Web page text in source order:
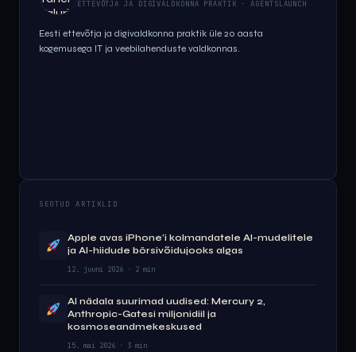
ETTEVÕTJA JA DIGIVALDKONNA PRAKTIK · AGENTSLAUNCH
Eesti ettevõtja ja digivaldkonna praktik üle 20 aasta
kogemusega IT ja veebilahenduste valdkonnas.
SEOTUD ARTIKLID
Apple avas iPhone’i kolmandatele AI-mudelitele
ja AI-hiidude börsivõidujooks algas
12. juuni 2026 · 2 min
AI nädala suurimad uudised: Mercury 2,
Anthropic-Gatesi miljonidiil ja
kosmoseandmekeskused
15. mai 2026 · 3 min